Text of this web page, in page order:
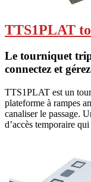
TTS1PLAT
Le tourniquet
connectez et
TTS1PLAT est un
plateforme à rampes
canaliser le passage.
d’accès temporaire